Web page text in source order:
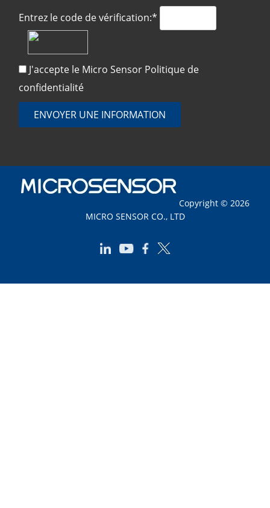
Entrez le code de vérification:*
J'accepte le Micro Sensor Politique de
confidentialité
ENVOYER UNE INFORMATION
Copyright © 2026
MICRO SENSOR CO., LTD